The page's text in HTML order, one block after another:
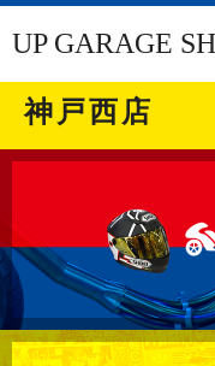
UP GARAGE
神戸西店